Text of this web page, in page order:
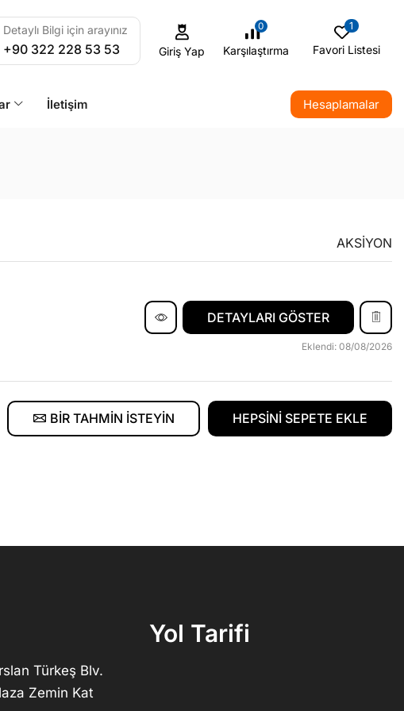
Detaylı Bilgi için arayınız
+90 322 228 53 53 Giriş Yap
0
Karşılaştırma
1
Favori Listesi
İletişim Hesaplamalar
AKSIYON
DETAYLARI GÖSTER
Eklendi: 08/08/2026
BIR TAHMIN ISTEYIN HEPSINI SEPETE EKLE
Türkeş Blv.
Zemin Kat
Yol Tarifi